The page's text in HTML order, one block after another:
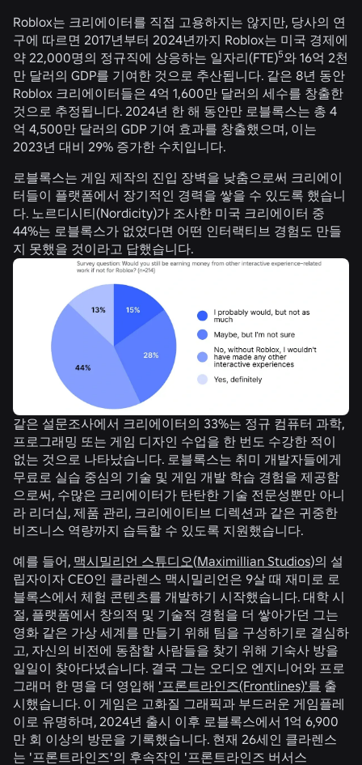
Roblox는 크리에이터를 직접 고용하지는 않지만, 당사의 연
구에 따르면 2017년부터 2024년까지 Roblox는 미국 경제에
약 22,000명의 정규직에 상응하는 일자리(FTE)5와 16억 2천
만 달러의 GDP를 기여한 것으로 추산됩니다. 같은 8년 동안
Roblox 크리에이터들은 4억 1,600만 달러의 세수를 창출한
것으로 추정됩니다. 2024년 한 해 동안만 로블록스는 총 4
억 4,500만 달러의 GDP 기여 효과를 창출했으며, 이는
2023년 대비 29% 증가한 수치입니다.
로블록스는 게임 제작의 진입 장벽을 낮춤으로써 크리에이
터들이 플랫폼에서 장기적인 경력을 쌓을 수 있도록 했습니
다. 노르디시티(Nordicity)가 조사한 미국 크리에이터 중
44%는 로블록스가 없었다면 어떤 인터랙티브 경험도 만들
지 못했을 것이라고 답했습니다.
같은 설문조사에서 크리에이터의 33%는 정규 컴퓨터 과학,
프로그래밍 또는 게임 디자인 수업을 한 번도 수강한 적이
없는 것으로 나타났습니다. 로블록스는 취미 개발자들에게
무료로 실습 중심의 기술 및 게임 개발 학습 경험을 제공함
으로써, 수많은 크리에이터가 탄탄한 기술 전문성뿐만 아니
라 리더십, 제품 관리, 크리에이티브 디렉션과 같은 귀중한
비즈니스 역량까지 습득할 수 있도록 지원했습니다.
예를 들어, 맥시밀리언 스튜디오(Maximillian Studios)의 설
립자이자 CEO인 클라렌스 맥시밀리언은 9살 때 재미로 로
블록스에서 체험 콘텐츠를 개발하기 시작했습니다. 대학 시
절, 플랫폼에서 창의적 및 기술적 경험을 더 쌓아가던 그는
영화 같은 가상 세계를 만들기 위해 팀을 구성하기로 결심하
고, 자신의 비전에 동참할 사람들을 찾기 위해 기숙사 방을
일일이 찾아다녔습니다. 결국 그는 오디오 엔지니어와 프로
그래머 한 명을 더 영입해 '프론트라인즈(Frontlines)'를 출
시했습니다. 이 게임은 고화질 그래픽과 부드러운 게임플레
이로 유명하며, 2024년 출시 이후 로블록스에서 1억 6,900
만 회 이상의 방문을 기록했습니다. 현재 26세인 클라렌스
는 '프론트라인즈'의 후속작인 '프론트라인즈 버서스